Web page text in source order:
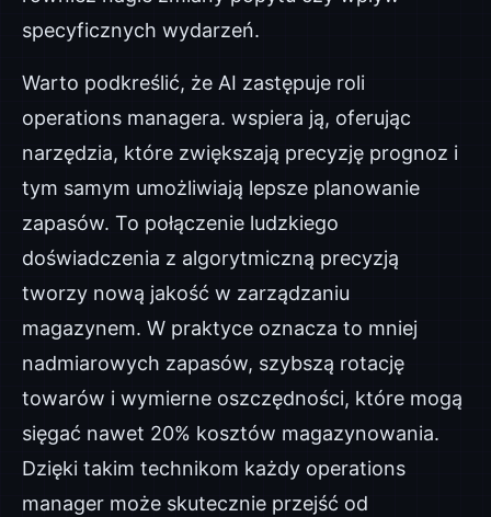
specyficznych wydarzeń.
Warto podkreślić, że AI zastępuje roli
operations managera. wspiera ją, oferując
narzędzia, które zwiększają precyzję prognoz i
tym samym umożliwiają lepsze planowanie
zapasów. To połączenie ludzkiego
doświadczenia z algorytmiczną precyzją
tworzy nową jakość w zarządzaniu
magazynem. W praktyce oznacza to mniej
nadmiarowych zapasów, szybszą rotację
towarów i wymierne oszczędności, które mogą
sięgać nawet 20% kosztów magazynowania.
Dzięki takim technikom każdy operations
manager może skutecznie przejść od